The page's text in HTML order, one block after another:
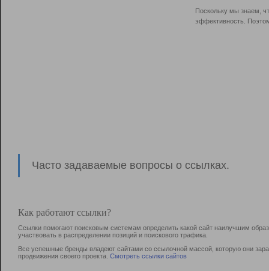
Поскольку мы знаем,
эффективность.
Часто задаваемые вопросы о ссылках.
Как работают ссылки?
Ссылки помогают поисковым системам определить какой сайт наилучшим
участвовать в раcпределении позиций и поискового трафика.
Все успешные бренды владеют сайтами со ссылочной массой, которую они
продвижения своего проекта. Смотреть ссылки сайтов